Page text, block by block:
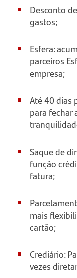
Desconto
gastos;
Esfera:
parceiros
empresa;
Até 40 dias
para fechar
Saque de
função
fatura;
mais
cartão;
Crediário:
vezes